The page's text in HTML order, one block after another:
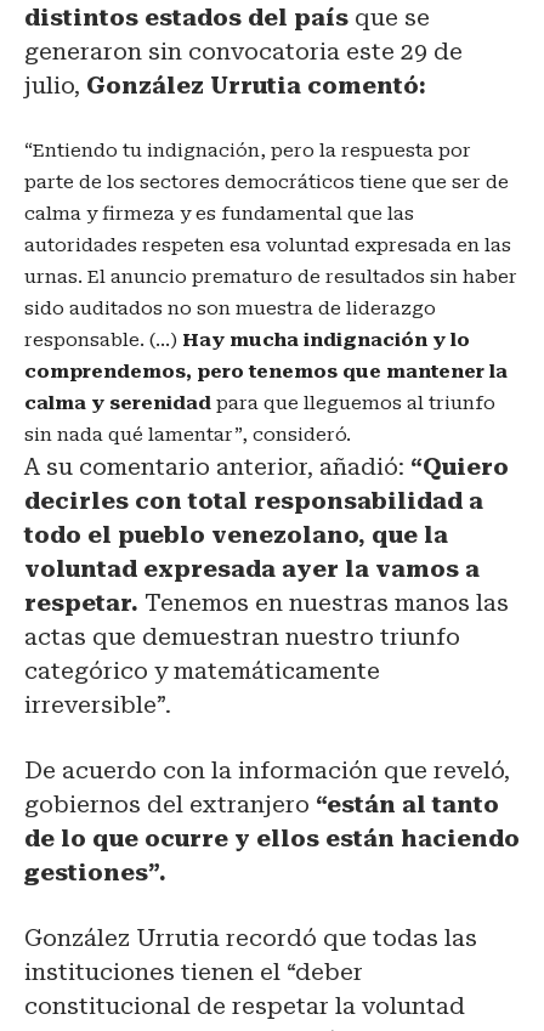
distintos estados del país que se
generaron sin convocatoria este 29 de
julio, González Urrutia comentó:
“Entiendo tu indignación, pero la respuesta por
parte de los sectores democráticos tiene que ser de
calma y firmeza y es fundamental que las
autoridades respeten esa voluntad expresada en las
urnas. El anuncio prematuro de resultados sin haber
sido auditados no son muestra de liderazgo
responsable. (…) Hay mucha indignación y lo
comprendemos, pero tenemos que mantener la
calma y serenidad para que lleguemos al triunfo
sin nada qué lamentar”, consideró.
A su comentario anterior, añadió: “Quiero
decirles con total responsabilidad a
todo el pueblo venezolano, que la
voluntad expresada ayer la vamos a
respetar. Tenemos en nuestras manos las
actas que demuestran nuestro triunfo
categórico y matemáticamente
irreversible”.
De acuerdo con la información que reveló,
gobiernos del extranjero “están al tanto
de lo que ocurre y ellos están haciendo
gestiones”.
González Urrutia recordó que todas las
instituciones tienen el “deber
constitucional de respetar la voluntad